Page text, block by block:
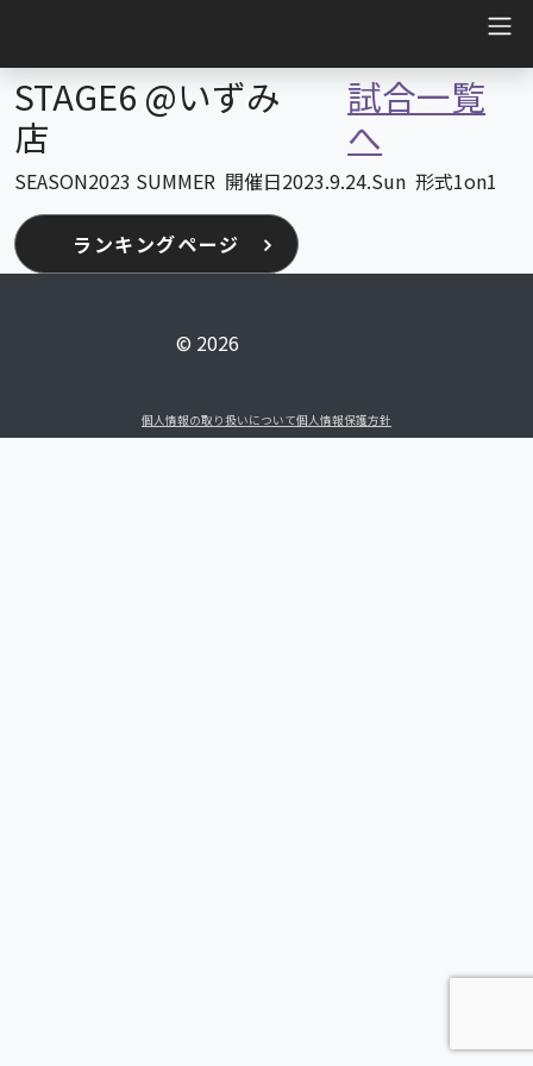
STAGE6 @いずみ
店
試合一覧
へ
SEASON2023 SUMMER 開催日2023.9.24.Sun 形式1on1
ランキングページ
© 2026
個人情報の取り扱いについて個人情報保護方針